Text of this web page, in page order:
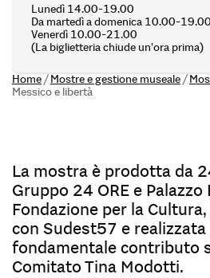
Lunedì 14.00-19.00
Da martedì a domenica 10.00-19.00
Venerdì 10.00-21.00
(La biglietteria chiude un’ora prima)
Home/Mostre e gestione museale/
Messico e libertà
La mostra è prodotta da
Gruppo 24 ORE e Palazzo
Fondazione per la
con Sudest57 e realizzata
fondamentale contributo
Comitato Tina Modotti.